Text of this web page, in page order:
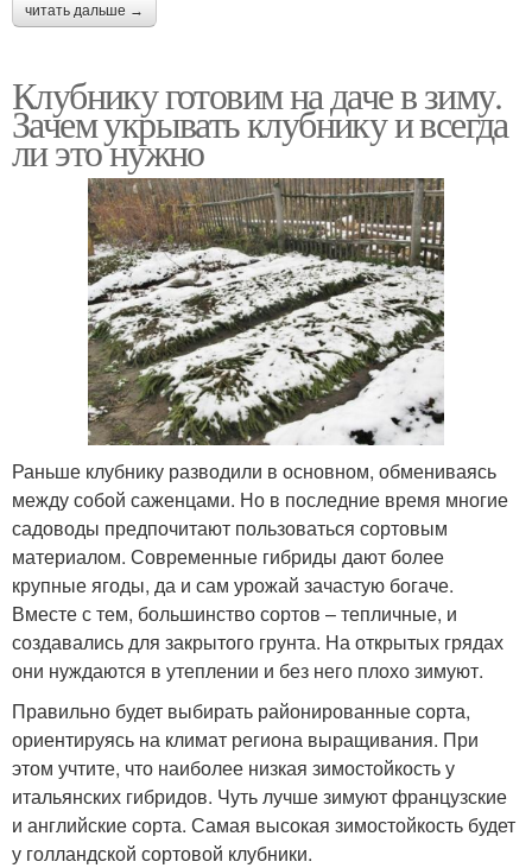
читать дальше →
Клубнику готовим на даче в зиму.
Зачем укрывать клубнику и всегда
ли это нужно
Раньше клубнику разводили в основном, обмениваясь
между собой саженцами. Но в последние время многие
садоводы предпочитают пользоваться сортовым
материалом. Современные гибриды дают более
крупные ягоды, да и сам урожай зачастую богаче.
Вместе с тем, большинство сортов – тепличные, и
создавались для закрытого грунта. На открытых грядах
они нуждаются в утеплении и без него плохо зимуют.
Правильно будет выбирать районированные сорта,
ориентируясь на климат региона выращивания. При
этом учтите, что наиболее низкая зимостойкость у
итальянских гибридов. Чуть лучше зимуют французские
и английские сорта. Самая высокая зимостойкость будет
у голландской сортовой клубники.